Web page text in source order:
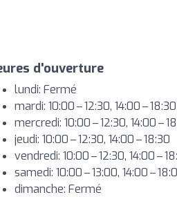
d'ouverture
lundi: Fermé
mardi: 10:00 – 12:30, 14:00 – 18:30
mercredi: 10:00 – 12:30, 14:00 –
jeudi: 10:00 – 12:30, 14:00 – 18:30
vendredi: 10:00 – 12:30, 14:00 –
samedi: 10:00 – 13:00, 14:00 –
dimanche: Fermé